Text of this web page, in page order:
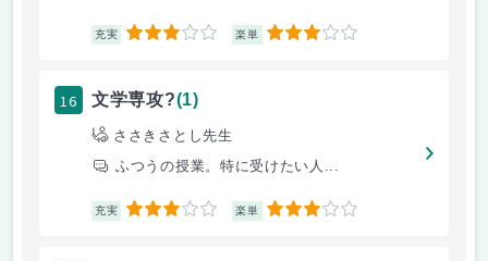
充実 3 楽単 3
16 文学専攻?(1)
ささきさとし先生
ふつうの授業。特に受けたい人...
充実 3 楽単 3